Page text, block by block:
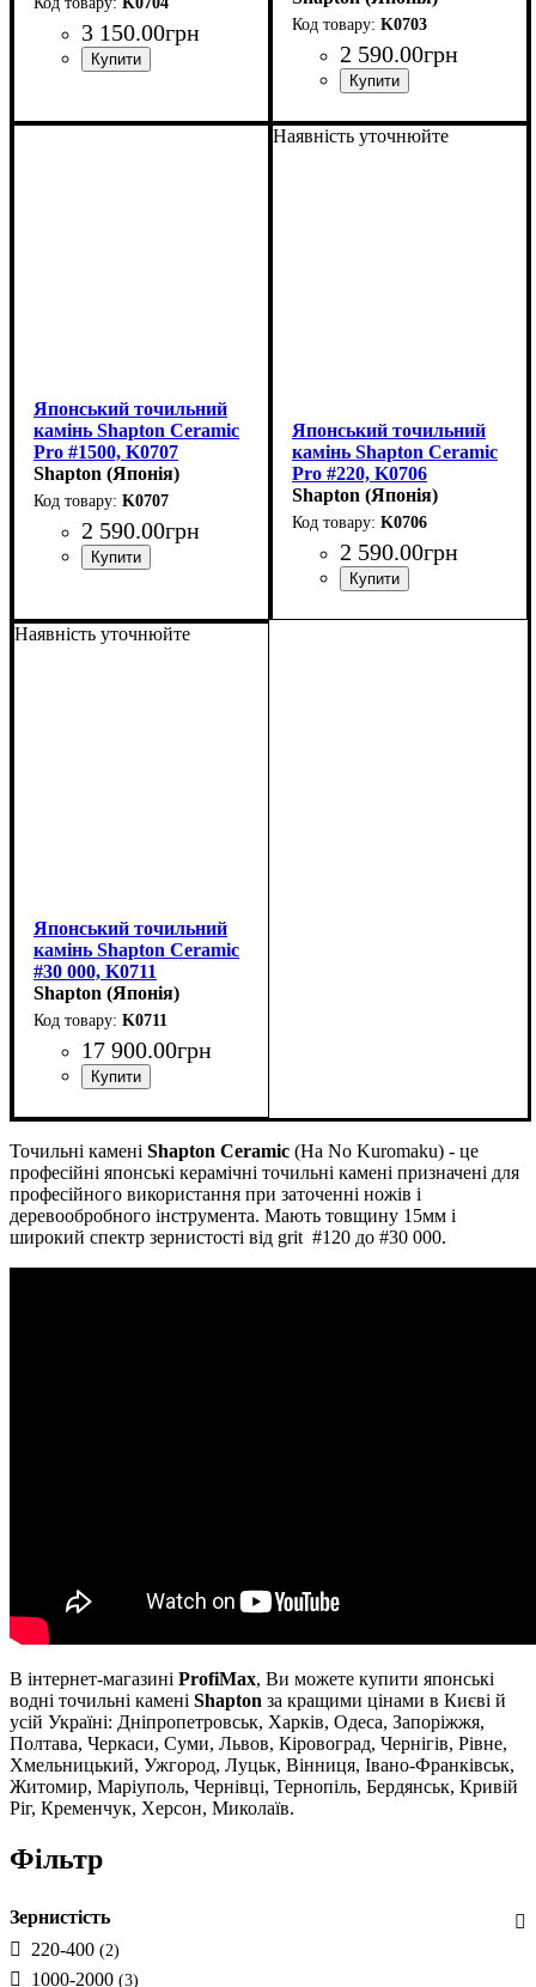
3 150.00грн K0703
2 590.00грн
Японський точильний
камінь Shapton Ceramic
Pro #1500, K0707
(210x70x15мм)
Shapton (Японія)
K0707
2 590.00грн
Наявність уточнюйте
Японський точильний
камінь Shapton Ceramic
Pro #220, K0706
(210x70x15мм)
Shapton (Японія)
K0706
2 590.00грн
Наявність уточнюйте
Японський точильний
камінь Shapton Ceramic
#30 000, K0711
(210x70x15мм)
Shapton (Японія)
K0711
17 900.00грн
Точильні камені Shapton Ceramic (Ha No Kuromaku) - це
професійні японські керамічні точильні камені призначені для
професійного використання при заточенні ножів і
деревообробного інструмента. Мають товщину 15мм і
широкий спектр зернистості від grit #120 до #30 000.
В інтернет-магазині ProfiMax, Ви можете купити японські
водні точильні камені Shapton за кращими цінами в Києві й
усій Україні: Дніпропетровськ, Харків, Одеса, Запоріжжя,
Полтава, Черкаси, Суми, Львов, Кіровоград, Чернігів, Рівне,
Хмельницький, Ужгород, Луцьк, Вінниця, Івано-Франківськ,
Житомир, Маріуполь, Чернівці, Тернопіль, Бердянськ, Кривій
Ріг, Кременчук, Херсон, Миколаїв.
Фільтр
Зернистість
220-400 (2)
1000-2000 (3)